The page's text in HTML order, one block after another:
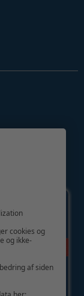
cookies og
og ikke-
af siden